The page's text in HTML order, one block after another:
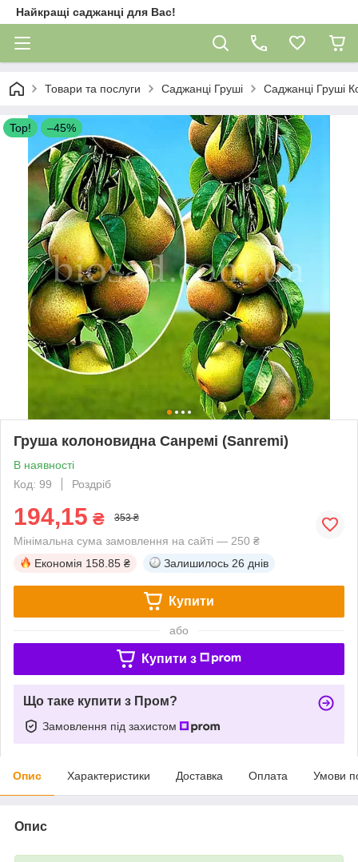
Найкращі саджанці для Вас!
Товари та послуги Саджанці Груші Саджанці Груші
Top! –45%
Груша колоновидна Санремі (Sanremi)
В наявності
Код: 99
Роздріб
194,15 ₴ 353 ₴
Мінімальна сума замовлення на сайті — 250 ₴
Економія 158.85 ₴ Залишилось 26 днів
Купити
або
Купити з
Що таке купити з Пром?
Замовлення під захистом
Опис Характеристики Доставка Оплата Умови
Опис